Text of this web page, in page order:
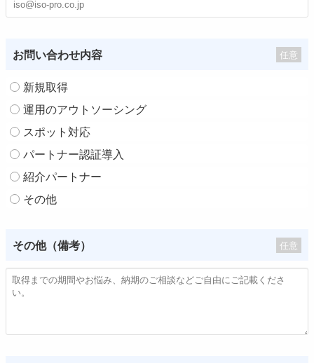
お問い合わせ内容 任意
新規取得
運用のアウトソーシング
スポット対応
パートナー認証導入
紹介パートナー
その他
その他（備考） 任意